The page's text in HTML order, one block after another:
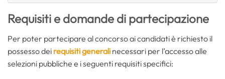
Requisiti e domande di partecipazione
Per poter partecipare al concorso ai candidati è richiesto il
possesso dei requisiti generali necessari per l’accesso alle
selezioni pubbliche e i seguenti requisiti specifici: